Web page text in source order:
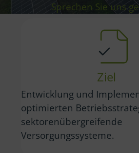
Sprechen Sie uns
Ziel
Entwicklung und
optimierten
sektorenübergreifende
Versorgungssysteme.